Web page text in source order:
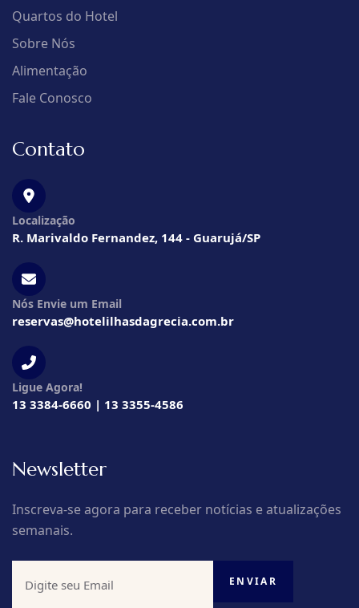
Quartos do Hotel
Sobre Nós
Alimentação
Fale Conosco
Contato
Localização
R. Marivaldo Fernandez, 144 - Guarujá/SP
Nós Envie um Email
reservas@hotelilhasdagrecia.com.br
Ligue Agora!
13 3384-6660 | 13 3355-4586
Newsletter
Inscreva-se agora para receber notícias e atualizações
semanais.